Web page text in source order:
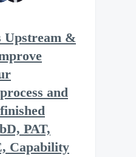
Upstream &
and
PAT,
Capability